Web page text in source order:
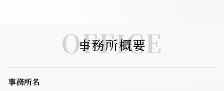
OFFICE
事務所概要
事務所名